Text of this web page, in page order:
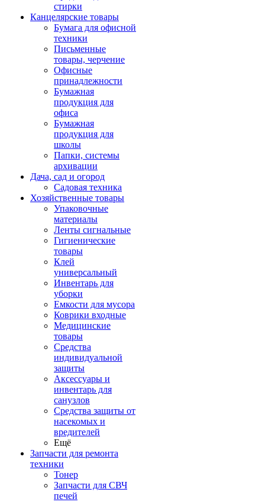
стирки
Канцелярские товары
Бумага для офисной
техники
Письменные
товары, черчение
Офисные
принадлежности
Бумажная
продукция для
офиса
Бумажная
продукция для
школы
Папки, системы
архивации
Дача, сад и огород
Садовая техника
Хозяйственные товары
Упаковочные
материалы
Ленты сигнальные
Гигиенические
товары
Клей
универсальный
Инвентарь для
уборки
Емкости для мусора
Коврики входные
Медицинские
товары
Средства
индивидуальной
защиты
Аксессуары и
инвентарь для
санузлов
Средства защиты от
насекомых и
вредителей
Ещё
Запчасти для ремонта
техники
Тонер
Запчасти для СВЧ
печей